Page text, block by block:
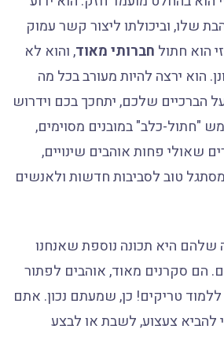
שלו, וביכולתו ליצור קשר עמוק
הוא חתולחברותי מאוד, והוא לא
הוא ירצה להיות מעורב בכל מה
הברכיים שלכם, יתחכך בכם וידרוש
"חתול-כלב" במובנים מסוימים,
שאולי פחות אוהבים שינויים,
טוב לסביבות חדשות ולאנשים
שלהם היא תכונה נוספת שאנחנו
הם סקרנים מאוד, אוהבים לפתור
ללמוד טריקים! כן, שמעתם נכון. אתם
להביא צעצוע, לשבת או לבצע